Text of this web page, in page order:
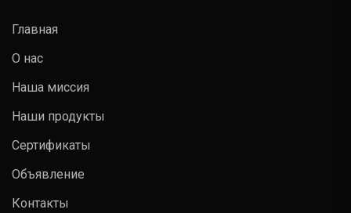
Главная
О нас
Наша миссия
Наши продукты
Сертификаты
Объявление
Контакты